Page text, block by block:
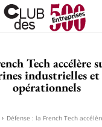
Tech accélère
industrielles et
opérationnels
Défense : la French Tech